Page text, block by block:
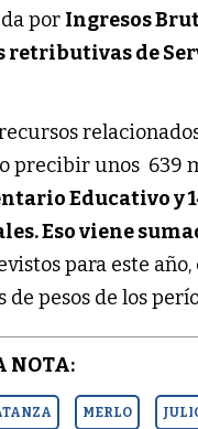
por Ingresos
retributivas de
precibir unos 639
Educativo y
Eso viene
para este
de pesos de los
NOTA:
MERLO